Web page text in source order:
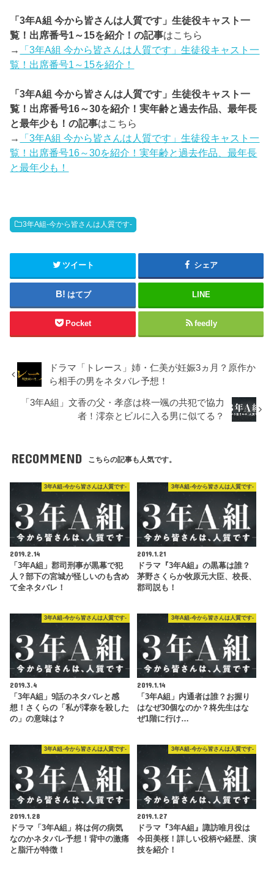
「3年A組 今から皆さんは人質です」生徒役キャスト一
覧！出席番号1～15を紹介！の記事はこちら
→
「3年A組 今から皆さんは人質です」生徒役キャスト一
覧！出席番号1～15を紹介！
「3年A組 今から皆さんは人質です」生徒役キャスト一
覧！出席番号16～30を紹介！実年齢と過去作品、最年長
と最年少も！の記事はこちら
→
「3年A組 今から皆さんは人質です」生徒役キャスト一
覧！出席番号16～30を紹介！実年齢と過去作品、最年長
と最年少も！
3年A組-今から皆さんは人質です-
ツイート シェア
はてブ LINE
Pocket feedly
ドラマ「トレース」姉・仁美が妊娠3ヵ月？原作か
ら相手の男をネタバレ予想！
「3年A組」文香の父・孝彦は柊一颯の共犯で協力
者！澪奈とビルに入る男に似てる？
RECOMMEND こちらの記事も人気です。
3年A組-今から皆さんは人質です-
2019.2.14
「3年A組」郡司刑事が黒幕で犯
人？部下の宮城が怪しいのも含め
て全ネタバレ！
3年A組-今から皆さんは人質です-
2019.1.21
ドラマ『3年A組』の黒幕は誰？
茅野さくらか牧原元大臣、校長、
郡司説も！
3年A組-今から皆さんは人質です-
2019.3.4
「3年A組」9話のネタバレと感
想！さくらの「私が澪奈を殺した
の」の意味は？
3年A組-今から皆さんは人質です-
2019.1.14
「3年A組」内通者は誰？お握り
はなぜ30個なのか？柊先生はな
ぜ1階に行け…
3年A組-今から皆さんは人質です-
2019.1.28
ドラマ「3年A組」柊は何の病気
なのかネタバレ予想！背中の激痛
と脂汗が特徴！
3年A組-今から皆さんは人質です-
2019.1.27
ドラマ『3年A組』諏訪唯月役は
今田美桜！詳しい役柄や経歴、演
技を紹介！